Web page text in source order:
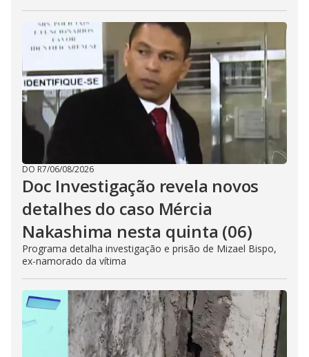
DO R7/06/08/2026
Doc Investigação revela novos
detalhes do caso Mércia
Nakashima nesta quinta (06)
Programa detalha investigação e prisão de Mizael Bispo,
ex-namorado da vítima